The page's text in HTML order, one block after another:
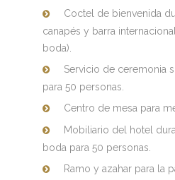
Coctel de bienvenida
canapés y barra
boda).
Servicio de ceremonia
para 50 personas.
Centro de mesa para
Mobiliario del hotel
boda para 50 personas.
Ramo y azahar para la